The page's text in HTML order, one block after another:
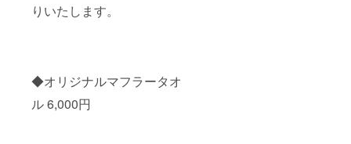
りいたします。
◆オリジナルマフラータオ
ル 6,000円